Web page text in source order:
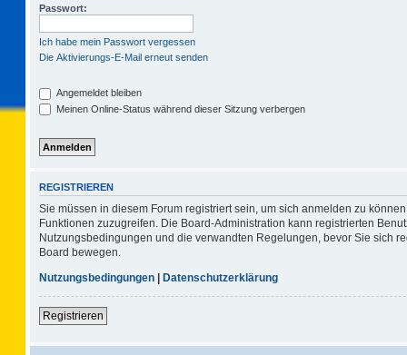
Passwort:
Ich habe mein Passwort vergessen
Die Aktivierungs-E-Mail erneut senden
Angemeldet bleiben
Meinen Online-Status während dieser Sitzung verbergen
REGISTRIEREN
Sie müssen in diesem Forum registriert sein, um sich anmelden zu
Funktionen zuzugreifen. Die Board-Administration kann registrierten
Nutzungsbedingungen und die verwandten Regelungen, bevor Sie sich
Board bewegen.
Nutzungsbedingungen | Datenschutzerklärung
Registrieren